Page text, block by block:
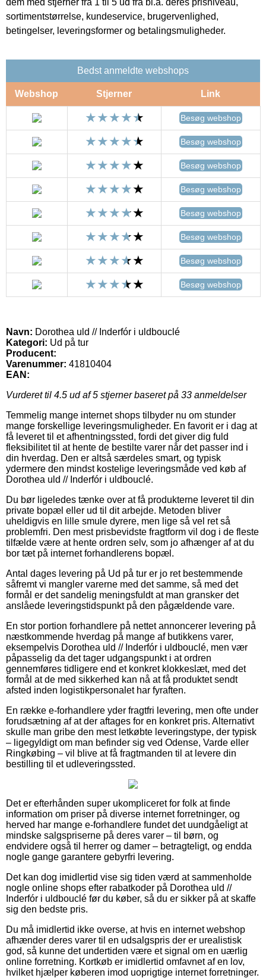
sortimentstørrelse, kundeservice, brugervenlighed,
betingelser, leveringsformer og betalingsmuligheder.
Bedst anmeldte webshops
Webshop Stjerner Link
Besøg webshop
Besøg webshop
Besøg webshop
Besøg webshop
Besøg webshop
Besøg webshop
Besøg webshop
Besøg webshop
Navn: Dorothea uld // Inderfór i uldbouclé
Kategori: Ud på tur
Producent:
Varenummer: 41810404
EAN:
Vurderet til 4.5 ud af 5 stjerner baseret på 33 anmeldelser
Temmelig mange internet shops tilbyder nu om stunder
mange forskellige leveringsmuligheder. En favorit er i dag at
få leveret til et afhentningssted, fordi det giver dig fuld
fleksibilitet til at hente de bestilte varer når det passer ind i
din hverdag. Den er altså særdeles smart, og typisk
ydermere den mindst kostelige leveringsmåde ved køb af
Dorothea uld // Inderfór i uldbouclé.
Du bør ligeledes tænke over at få produkterne leveret til din
private bopæl eller ud til dit arbejde. Metoden bliver
uheldigvis en lille smule dyrere, men lige så vel ret så
problemfri. Den mest prisbevidste fragtform vil dog i de fleste
tilfælde være at hente ordren selv, som jo afhænger af at du
bor tæt på internet forhandlerens bopæl.
Antal dages levering på Ud på tur er jo ret bestemmende
såfremt vi mangler varerne med det samme, så med det
formål er det sandelig meningsfuldt at man gransker det
anslåede leveringstidspunkt på den pågældende vare.
En stor portion forhandlere på nettet annoncerer levering på
næstkommende hverdag på mange af butikkens varer,
eksempelvis Dorothea uld // Inderfór i uldbouclé, men vær
påpasselig da det tager udgangspunkt i at ordren
gennemføres tidligere end et konkret klokkeslæt, med det
formål at de med sikkerhed kan nå at få produktet sendt
afsted inden logistikpersonalet har fyraften.
En række e-forhandlere yder fragtfri levering, men ofte under
forudsætning af at der aftages for en konkret pris. Alternativt
skulle man gribe den mest letkøbte leveringstype, der typisk
– ligegyldigt om man befinder sig ved Odense, Varde eller
Ringkøbing – vil blive at få fragtmanden til at levere din
bestilling til et udleveringssted.
Det er efterhånden super ukompliceret for folk at finde
information om priser på diverse internet forretninger, og
herved har mange e-forhandlere fundet det uundgåeligt at
mindske salgspriserne på deres varer – til børn, og
endvidere også til herrer og damer – betragteligt, og endda
nogle gange garantere gebyrfri levering.
Det kan dog imidlertid vise sig tiden værd at sammenholde
nogle online shops efter rabatkoder på Dorothea uld //
Inderfór i uldbouclé før du køber, så du er sikker på at skaffe
sig den bedste pris.
Du må imidlertid ikke overse, at hvis en internet webshop
afhænder deres varer til en udsalgspris der er urealistisk
god, så kunne det undertiden være et signal om en uærlig
online forretning. Kortkøb er imidlertid omfavnet af en lov,
hvilket hjælper køberen imod uoprigtige internet forretninger.